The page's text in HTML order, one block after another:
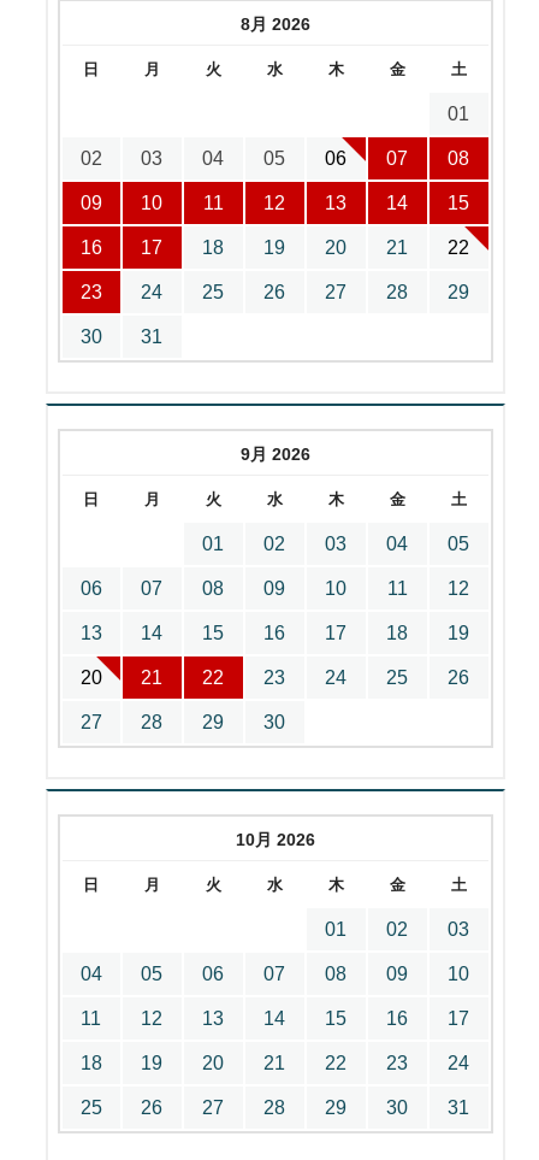
8月 2026
日 月 火 水 木 金 土
01
02 03 04 05 06 07 08
09 10 11 12 13 14 15
16 17 18 19 20 21 22
23 24 25 26 27 28 29
30 31
9月 2026
日 月 火 水 木 金 土
01 02 03 04 05
06 07 08 09 10 11 12
13 14 15 16 17 18 19
20 21 22 23 24 25 26
27 28 29 30
10月 2026
日 月 火 水 木 金 土
01 02 03
04 05 06 07 08 09 10
11 12 13 14 15 16 17
18 19 20 21 22 23 24
25 26 27 28 29 30 31